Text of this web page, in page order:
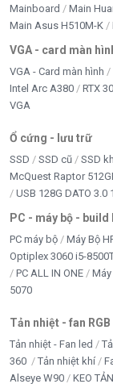
ĐỒ CHƠI
Google
HDD - SSD
LAPTOP
LCD - MÀN
LINH KIỆN
LINH KIỆN
LOA VI
MAINBOARD
Mainboard Main
Main Asus H510M-K
VGA - card màn
VGA - Card màn hình
Intel Arc A380
RTX
VGA
Ổ cứng - lưu trữ
SSD SSD cũ SSD
McQuest Raptor
USB 128G DATO 3.0
PC - máy bộ - build
PC máy bộ Máy Bộ
Optiplex 3060 i5-
PC ALL IN ONE
Máy
5070
Tản nhiệt - fan RGB
Tản nhiệt - Fan led
360
Tản nhiệt khí
Alseye W90
KEO